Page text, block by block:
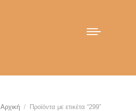
You are here:
Αρχική Προϊόντα με ετικέτα “299”